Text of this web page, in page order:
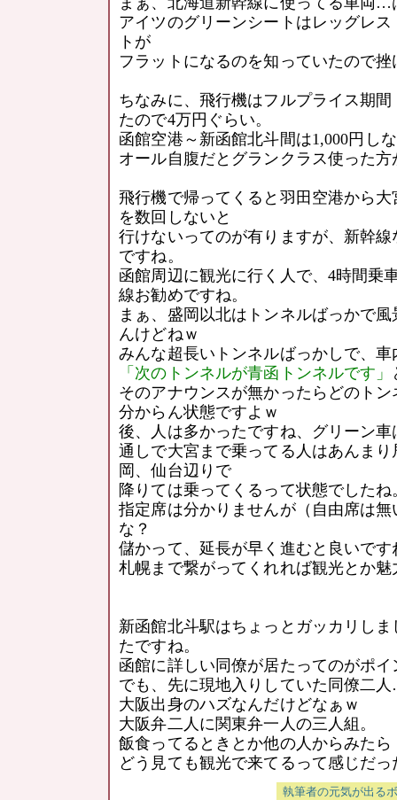
アイツのグリーンシートはレッグレ
トが
フラットになるのを知っていたので
ちなみに、飛行機はフルプライス期
たので4万円ぐらい。
函館空港～新函館北斗間は1,000円し
オール自腹だとグランクラス使った
飛行機で帰ってくると羽田空港から
を数回しないと
行けないってのが有りますが、新幹
ですね。
函館周辺に観光に行く人で、4時間乗
線お勧めですね。
まぁ、盛岡以北はトンネルばっかで
んけどねｗ
みんな超長いトンネルばっかしで、
「次のトンネルが青函トンネルです」
そのアナウンスが無かったらどのト
分からん状態ですよｗ
後、人は多かったですね、グリーン
通しで大宮まで乗ってる人はあんま
岡、仙台辺りで
降りては乗ってくるって状態でしたね
指定席は分かりませんが（自由席は
な？
儲かって、延長が早く進むと良いです
札幌まで繋がってくれれば観光とか
新函館北斗駅はちょっとガッカリし
たですね。
函館に詳しい同僚が居たってのがポ
でも、先に現地入りしていた同僚二
大阪出身のハズなんだけどなぁｗ
大阪弁二人に関東弁一人の三人組。
飯食ってるときとか他の人からみたら
どう見ても観光で来てるって感じだ